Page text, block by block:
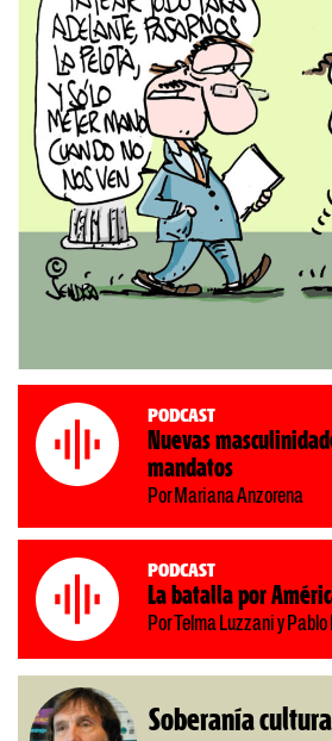
Podcast
Nuevas
mandatos
Por Mariana Anzorena
Podcast
La batalla por
Por Telma Luzzani y
Soberanía